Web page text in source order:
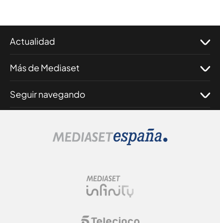
Actualidad
Más de Mediaset
Seguir navegando